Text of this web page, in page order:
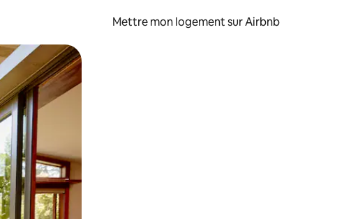
Mettre mon logement sur Airbnb